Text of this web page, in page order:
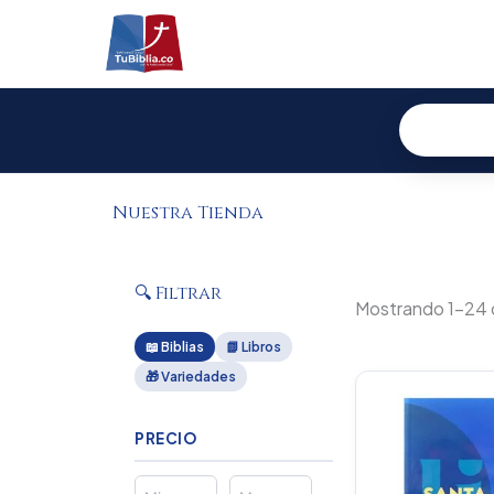
Nuestra Tienda
🔍 Filtrar
📖 Biblias
📗 Libros
🎁 Variedades
PRECIO
Mostrando